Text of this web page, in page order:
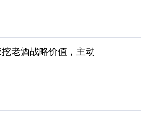
老酒战略价值，主动